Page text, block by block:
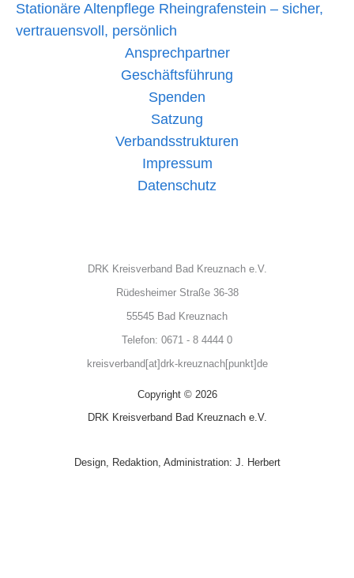
Stationäre Altenpflege Rheingrafenstein – sicher,
vertrauensvoll, persönlich
Ansprechpartner
Geschäftsführung
Spenden
Satzung
Verbandsstrukturen
Impressum
Datenschutz
DRK Kreisverband Bad Kreuznach e.V.
Rüdesheimer Straße 36-38
55545 Bad Kreuznach
Telefon: 0671 - 8 4444 0
kreisverband[at]drk-kreuznach[punkt]de
Copyright © 2026
DRK Kreisverband Bad Kreuznach e.V.
Design, Redaktion, Administration: J. Herbert